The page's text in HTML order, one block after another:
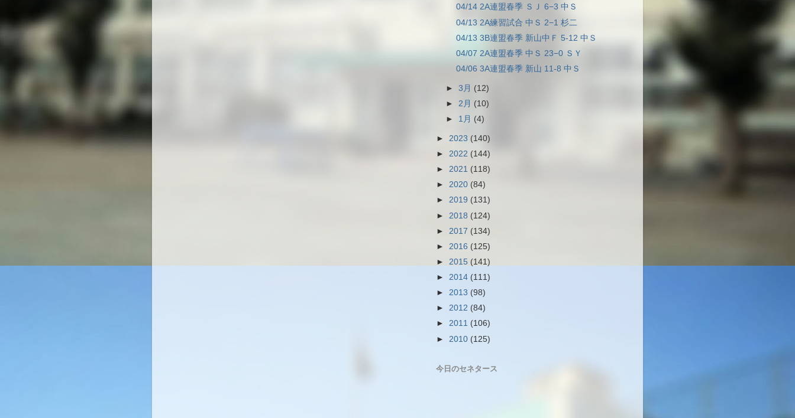
04/14 2A連盟春季 ＳＪ 6−3 中Ｓ
04/13 2A練習試合 中Ｓ 2−1 杉二
04/13 3B連盟春季 新山中Ｆ 5-12 中Ｓ
04/07 2A連盟春季 中Ｓ 23−0 ＳＹ
04/06 3A連盟春季 新山 11-8 中Ｓ
►3月 (12)
► 2月 (10)
► 1月 (4)
► 2023 (140)
► 2022 (144)
► 2021 (118)
► 2020 (84)
► 2019 (131)
► 2018 (124)
► 2017 (134)
► 2016 (125)
► 2015 (141)
► 2014 (111)
► 2013 (98)
► 2012 (84)
► 2011 (106)
► 2010 (125)
今日のセネタース